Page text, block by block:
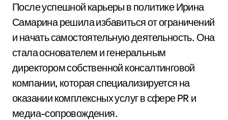
После успешной карьеры в политике Ирина
Самарина решила избавиться от ограничений
и начать самостоятельную деятельность. Она
стала основателем и генеральным
директором собственной консалтинговой
компании, которая специализируется на
оказании комплексных услуг в сфере PR и
медиа-сопровождения.